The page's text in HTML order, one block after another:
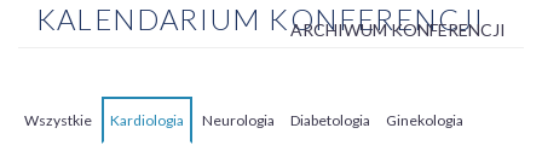
KALENDARIUM KONFERENCJI
MENU
Wszystkie Kardiologia Neurologia Diabetologia Ginekologia
ARCHIWUM KONFERENCJI